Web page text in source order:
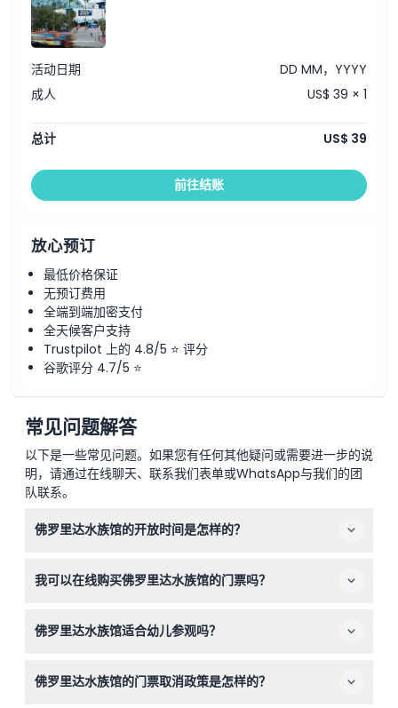
活动日期
DD MM，YYYY
成人
US$ 39 × 1
总计 US$ 39
前往结账
放心预订
最低价格保证
无预订费用
全端到端加密支付
全天候客户支持
Trustpilot 上的 4.8/5 ⭐ 评分
谷歌评分 4.7/5 ⭐
常见问题解答
以下是一些常见问题。如果您有任何其他疑问或需要进一步的说
明，请通过在线聊天、联系我们表单或WhatsApp与我们的团
队联系。
佛罗里达水族馆的开放时间是怎样的？
4:00，周五至周日开放时间为上午9:00至下午5:00（时间
我可以在线购买佛罗里达水族馆的门票吗？
订，以获得最佳价格并确保您理想的参观日期。
佛罗里达水族馆适合幼儿参观吗？
童凭已预订的门票免费入场。12岁及以上的儿童需支付与成
佛罗里达水族馆的门票取消政策是怎样的？